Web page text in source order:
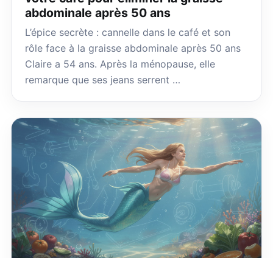
abdominale après 50 ans
L’épice secrète : cannelle dans le café et son
rôle face à la graisse abdominale après 50 ans
Claire a 54 ans. Après la ménopause, elle
remarque que ses jeans serrent …